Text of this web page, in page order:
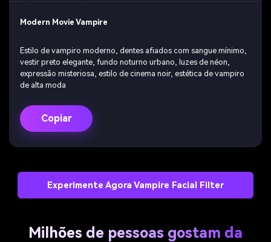
Modern Movie Vampire
Estilo de vampiro moderno, dentes afiados com sangue mínimo,
vestir preto elegante, fundo noturno urbano, luzes de néon,
expressão misteriosa, estilo de cinema noir, estética de vampiro
de alta moda
Copiar
Experimente Agora Vampire Facial Filter
Milhões de pessoas gostam da